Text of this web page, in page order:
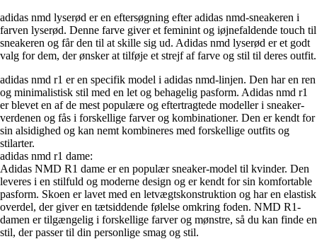
adidas nmd lyserød er en eftersøgning efter adidas nmd-sneakeren i
farven lyserød. Denne farve giver et feminint og iøjnefaldende touch til
sneakeren og får den til at skille sig ud. Adidas nmd lyserød er et godt
valg for dem, der ønsker at tilføje et strejf af farve og stil til deres outfit.
adidas nmd r1 er en specifik model i adidas nmd-linjen. Den har en ren
og minimalistisk stil med en let og behagelig pasform. Adidas nmd r1
er blevet en af de mest populære og eftertragtede modeller i sneaker-
verdenen og fås i forskellige farver og kombinationer. Den er kendt for
sin alsidighed og kan nemt kombineres med forskellige outfits og
stilarter.
adidas nmd r1 dame:
Adidas NMD R1 dame er en populær sneaker-model til kvinder. Den
leveres i en stilfuld og moderne design og er kendt for sin komfortable
pasform. Skoen er lavet med en letvægtskonstruktion og har en elastisk
overdel, der giver en tætsiddende følelse omkring foden. NMD R1-
damen er tilgængelig i forskellige farver og mønstre, så du kan finde en
stil, der passer til din personlige smag og stil.